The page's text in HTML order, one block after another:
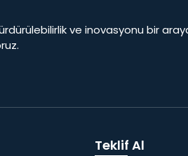
ve inovasyonu bir
Teklif Al